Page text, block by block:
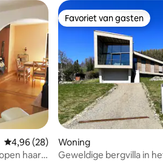
Gemiddelde beoordeling van 4,96 uit
4,96 (28)
haard
Favoriet van gasten
Favoriet van gasten
Woning
Geweldige bergvilla in